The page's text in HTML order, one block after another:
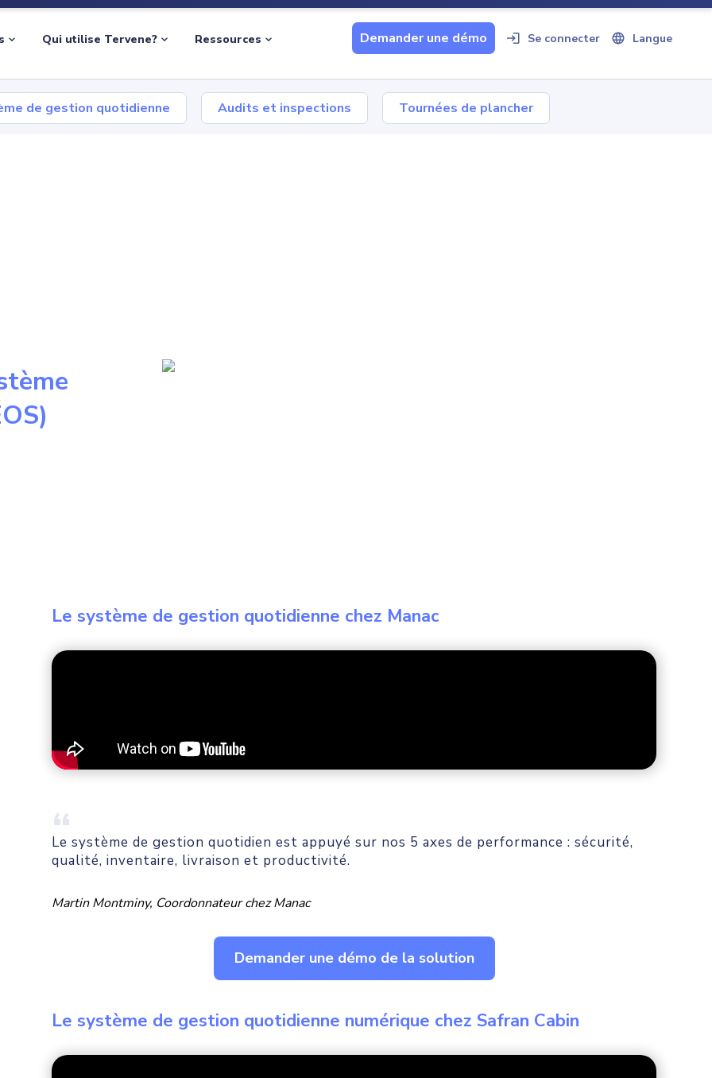
Qui utilise Tervene? Ressources Demander une démo Se connecter Langue
de gestion quotidienne Audits et inspections Tournées de plancher
Le système de gestion quotidienne chez Manac
Le système de gestion quotidien est appuyé sur nos 5 axes de performance : sécurité,
qualité, inventaire, livraison et productivité.
Martin Montminy, Coordonnateur chez Manac
Demander une démo de la solution
Le système de gestion quotidienne numérique chez Safran Cabin